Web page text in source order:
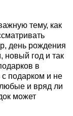
тему, как
день рождения
новый год и так
в
подарком и не
и вряд ли
может